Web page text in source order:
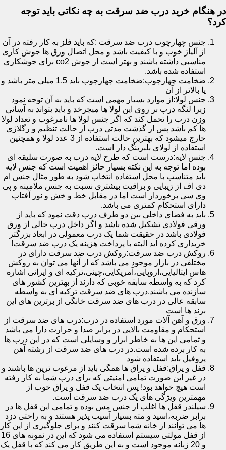
در هنگام خرید درب ضد سرقت به چه نکاتی باید توجه
کرد؟
جنس چهارچوب درب ضد سرقت :که باید فلز به کار رفته در آن
از آلیاژ خوب و با کیفیت باشد و محل اتصال ورق ها جوش کاری
مناسبی داشته باشند و بهتر است از جوش co2 برای جوشکاری
استفاده شده باشد.
ضخامت چهارچوب:ضخامت چهارچوب باید 1.5 میلی متر باشد و
یا بالاتر از آن
جنس لولا:از موارد بسیار مهمی است که باید به آن توجه نمود
زیرا لنگه درب بر روی این لولا ها میچرخد و باید بتواند به آسانی
وزن درب را تحمل کند که اگر جنس لولا ها نامرغوب و تعداد لولا
ها کم باشد پس از گذشت مدتی درب از حالت تنظیم و رگلاژی
خارج میشود که بهترین حالت استفاده از 3 عدد لولا و همچنین
استفاده از لولای بلبرینگ دار است.
جنس لایه:درست است که طرح لایه درب به صورت سلیقه ای
بوده اما توجه به این نکته بسیار حائز اهمیت است که جنس لایه
باید متناسب با محل استفاده انتخاب شود به طور مثال جنس ام
دی اف از زیبایی و براقیت بیشتری نسبت به جنس ملامینه و پی
وی سی برخوردار است اما در مقابل خط و خش و نور آفتاب
دارای استحکام کمتری می باشد.
باید به فضای داخلی بین دو طرف درب دقت نمود که باید از
ورقی فولادی تشکیل شده باشد و اگر داخل درب خالی از ورق
فولادی باشد در حقیقت شما یک درب معمولی در ابعاد بزرگتر
خریداری کرده اید البته با پرداخت هزینه یک درب ضد سرقت!
روکش درب ضد سرقت:روکش درب ضد سرقت دارای در
مختلفی در بازار موجود می باشد که از آنها می توان به روکش
هاس ایتالیایی،اروپایی،آمریکایی،چینی،ترکیه ای و ایرانی اشاره
کرد که به واسطه سابقه خوبی که دارند از بهترین کشور های
سازنده می باشند.درب های ضد سرقت ترکیه ای به واسطه
سابقه عالی در درب های ضد سرقت خانگی از برترین های این
برند ها است
ورق و آهن آلات مورد استفاده در درب:درب های ضد سرقت از
استحکام و مقاومت بالایی در برابر صدا و حرارت دارا می باشد
و تمامی این ها به خاطر ابزار و وسایلی است که در این درب ها
به کار برده شده است.در درب های ضد سرقت از رشته آهن
پروفیل باید استفاده شود
قفل و یراق:قفل و یراق ها همگی باید از مرغوب ترین ها باشند و
در غیر این صورت تمامی امنیتی که برای درب شما به کار رفته
است هیچ خواهد بود! پس انتخاب یک قفل و یراق خوب از
مهمترین ویژگی های یک درب ضد سرقت است.
سیلندر قفل ها اغلب از جنس مس بوده و تمامی این قفل ها در
برابر ضربه،اسید و مته بسیار آسیب پذیر هستند و به راحتی دزد
ها می توانند از خانه شما سرقت کنند و برای جلوگیری از این کار
از قفل مولتی سیستم استفاده می شود که این در نمونه های 16
و 20 زبانه موجود است و به این طریق کار می کند که با قفل یک